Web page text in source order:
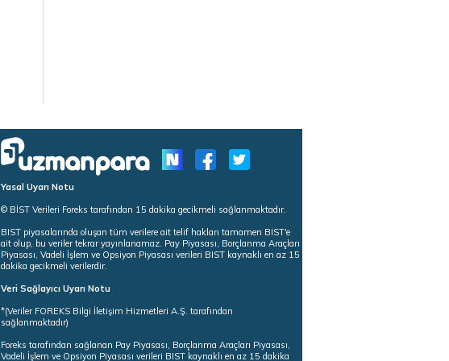
Yasal Uyarı Notu
© BİST Verileri Foreks tarafından 15 dakika gecikmeli sağlanmaktadır.
BIST piyasalarında oluşan tüm verilere ait telif hakları tamamen BIST'e
ait olup, bu veriler tekrar yayınlanamaz. Pay Piyasası, Borçlanma Araçları
Piyasası, Vadeli İşlem ve Opsiyon Piyasası verileri BIST kaynaklı en az 15
dakika gecikmeli verilerdir.
Veri Sağlayıcı Uyarı Notu
*(Veriler FOREKS Bilgi İletişim Hizmetleri A.Ş. tarafından
sağlanmaktadır)
Foreks tarafından sağlanan Pay Piyasası, Borçlanma Araçları Piyasası,
Vadeli İşlem ve Opsiyon Piyasası verileri BIST kaynaklı en az 15 dakika